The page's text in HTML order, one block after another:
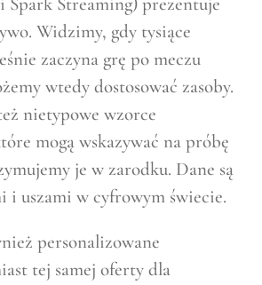
Widzimy, gdy tysiące
zaczyna grę po meczu
wtedy dostosować zasoby.
nietypowe wzorce
mogą wskazywać na próbę
je w zarodku. Dane są
i uszami w cyfrowym świecie.
personalizowane
tej samej oferty dla